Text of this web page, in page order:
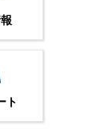
ト